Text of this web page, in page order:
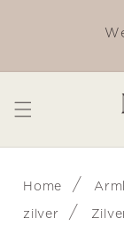
Home /
zilver /